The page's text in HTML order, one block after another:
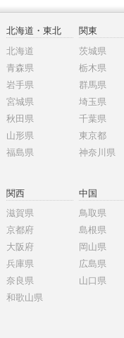
北海道・東北
北海道
青森県
岩手県
宮城県
秋田県
山形県
福島県
関東
茨城県
栃木県
群馬県
埼玉県
千葉県
東京都
神奈川県
関西
滋賀県
京都府
大阪府
兵庫県
奈良県
和歌山県
中国
鳥取県
島根県
岡山県
広島県
山口県